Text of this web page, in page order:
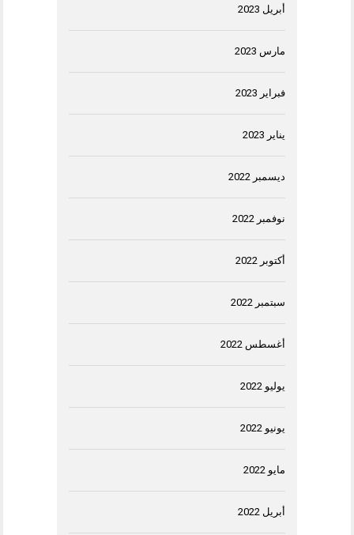
أبريل 2023
مارس 2023
فبراير 2023
يناير 2023
ديسمبر 2022
نوفمبر 2022
أكتوبر 2022
سبتمبر 2022
أغسطس 2022
يوليو 2022
يونيو 2022
مايو 2022
أبريل 2022